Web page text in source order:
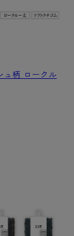
ュ柄 ロークル